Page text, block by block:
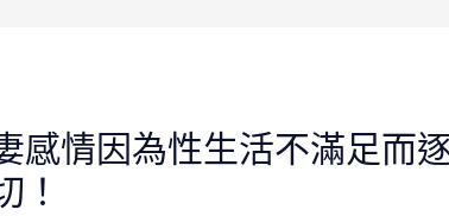
感情因為性生活不滿足而
！